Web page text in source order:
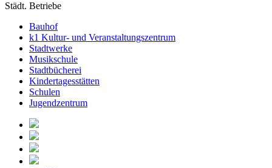
Städt. Betriebe
Bauhof
k1 Kultur- und Veranstaltungszentrum
Stadtwerke
Musikschule
Stadtbücherei
Kindertagesstätten
Schulen
Jugendzentrum